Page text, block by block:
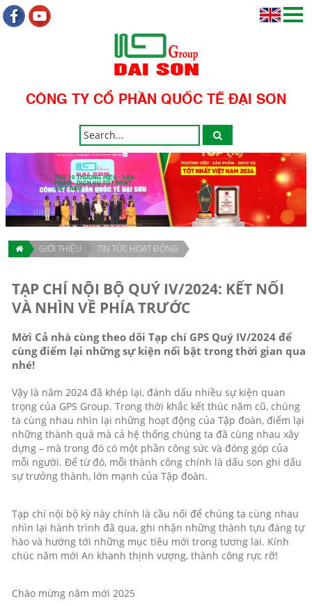
CÔNG TY CỔ PHẦN QUỐC TẾ ĐẠI SƠN
TOP 10 THƯƠNG HIỆU - SẢN
PHẨM - DỊCH VỤ TỐT NHẤT
VIỆT NAM
GIỚI THIỆU TIN TỨC HOẠT ĐỘNG
TẠP CHÍ NỘI BỘ QUÝ IV/2024: KẾT NỐI
VÀ NHÌN VỀ PHÍA TRƯỚC
Mời Cả nhà cùng theo dõi Tạp chí GPS Quý IV/2024 để
cùng điểm lại những sự kiện nổi bật trong thời gian qua
nhé!
Vậy là năm 2024 đã khép lại, đánh dấu nhiều sự kiện quan
trọng của GPS Group. Trong thời khắc kết thúc năm cũ, chúng
ta cùng nhau nhìn lại những hoạt động của Tập đoàn, điểm lại
những thành quả mà cả hệ thống chúng ta đã cùng nhau xây
dựng – mà trong đó có một phần công sức và đóng góp của
mỗi người. Để từ đó, mỗi thành công chính là dấu son ghi dấu
sự trưởng thành, lớn mạnh của Tập đoàn.
Tạp chí nội bộ kỳ này chính là cầu nối để chúng ta cùng nhau
nhìn lại hành trình đã qua, ghi nhận những thành tựu đáng tự
hào và hướng tới những mục tiêu mới trong tương lai. Kính
chúc năm mới An khanh thịnh vượng, thành công rực rỡ!
Chào mừng năm mới 2025